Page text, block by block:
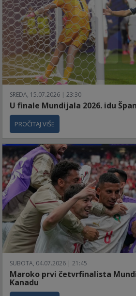
SREDA, 15.07.2026 | 23:30
U finale Mundijala 2026. idu
PROČITAJ VIŠE
SUBOTA, 04.07.2026 | 21:45
Maroko prvi četvrfinalista
Kanadu